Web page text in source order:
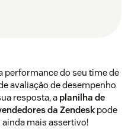
performance do seu time de
avaliação de desempenho
resposta, a planilha de
da Zendesk pode
mais assertivo!